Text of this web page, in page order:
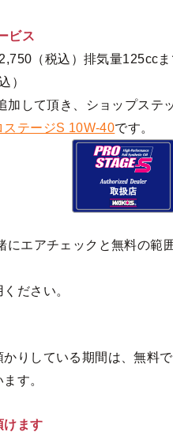
ビス
（税込）排気量125cc
）
加して頂き、ショップステ
ステージS 10W-40です。
にエアチェックと無料の範
ださい。
りしている期間は、無料
す。
ます